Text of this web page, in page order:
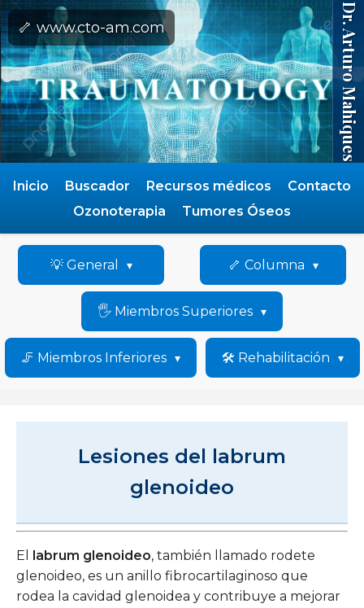
🦴 www.cto-am.com Dr. Arturo Mahiques
Inicio Buscador Recursos médicos
Contacto
Ozonoterapia
Tumores Óseos
💡 General 🦴 Columna
🖐️ Miembros Superiores
🦵 Miembros Inferiores 🛠️ Rehabilitación
Lesiones del labrum
glenoideo
El labrum glenoideo, también llamado rodete
glenoideo, es un anillo fibrocartilaginoso que
rodea la cavidad glenoidea y contribuye a mejorar